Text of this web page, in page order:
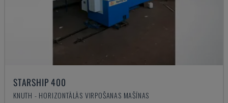
STARSHIP 400
KNUTH - HORIZONTĀLĀS VIRPOŠANAS MAŠĪNAS